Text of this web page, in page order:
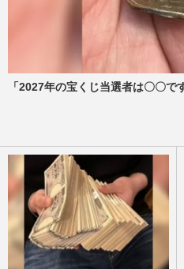
「2027年の宝くじ当選者は〇〇で